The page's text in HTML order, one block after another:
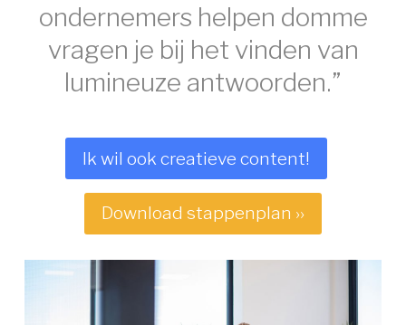
ondernemers helpen domme
vragen je bij het vinden van
lumineuze antwoorden.”
Ik wil ook creatieve content!
Download stappenplan ››